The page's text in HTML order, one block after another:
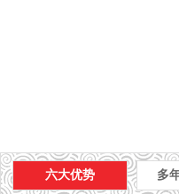
六大优势 多